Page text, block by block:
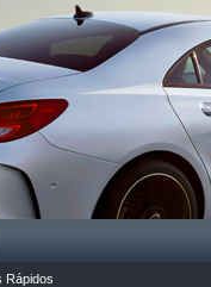
Rápidos